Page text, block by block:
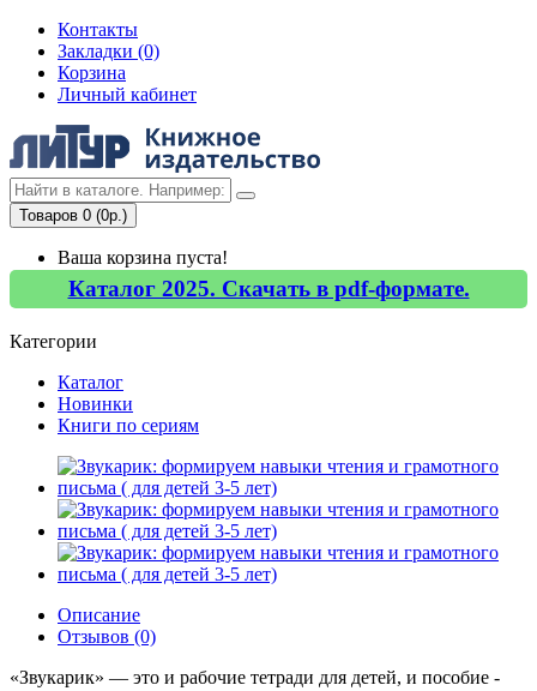
Контакты
Закладки (0)
Корзина
Личный кабинет
Товаров 0 (0р.)
Ваша корзина пуста!
Каталог 2025. Скачать в pdf-формате.
Категории
Каталог
Новинки
Книги по сериям
Описание
Отзывов (0)
«Звукарик» — это и рабочие тетради для детей, и пособие -